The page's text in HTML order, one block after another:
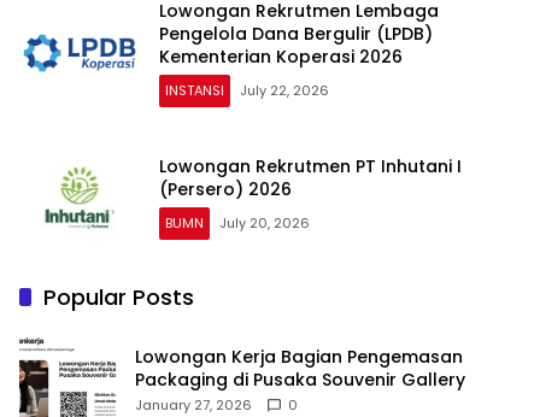
Lowongan Rekrutmen Lembaga
Pengelola Dana Bergulir (LPDB)
Kementerian Koperasi 2026
INSTANSI July 22, 2026
Lowongan Rekrutmen PT Inhutani I
(Persero) 2026
BUMN July 20, 2026
Popular Posts
Lowongan Kerja Bagian Pengemasan
Packaging di Pusaka Souvenir Gallery
January 27, 2026 0